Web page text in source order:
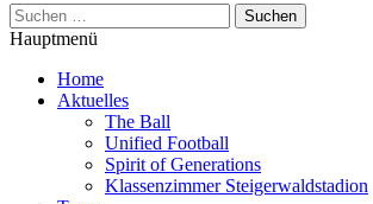
Suchen
nach:
Hauptmenü
Home
Aktuelles
The Ball
Unified Football
Spirit of Generations
Klassenzimmer Steigerwaldstadion